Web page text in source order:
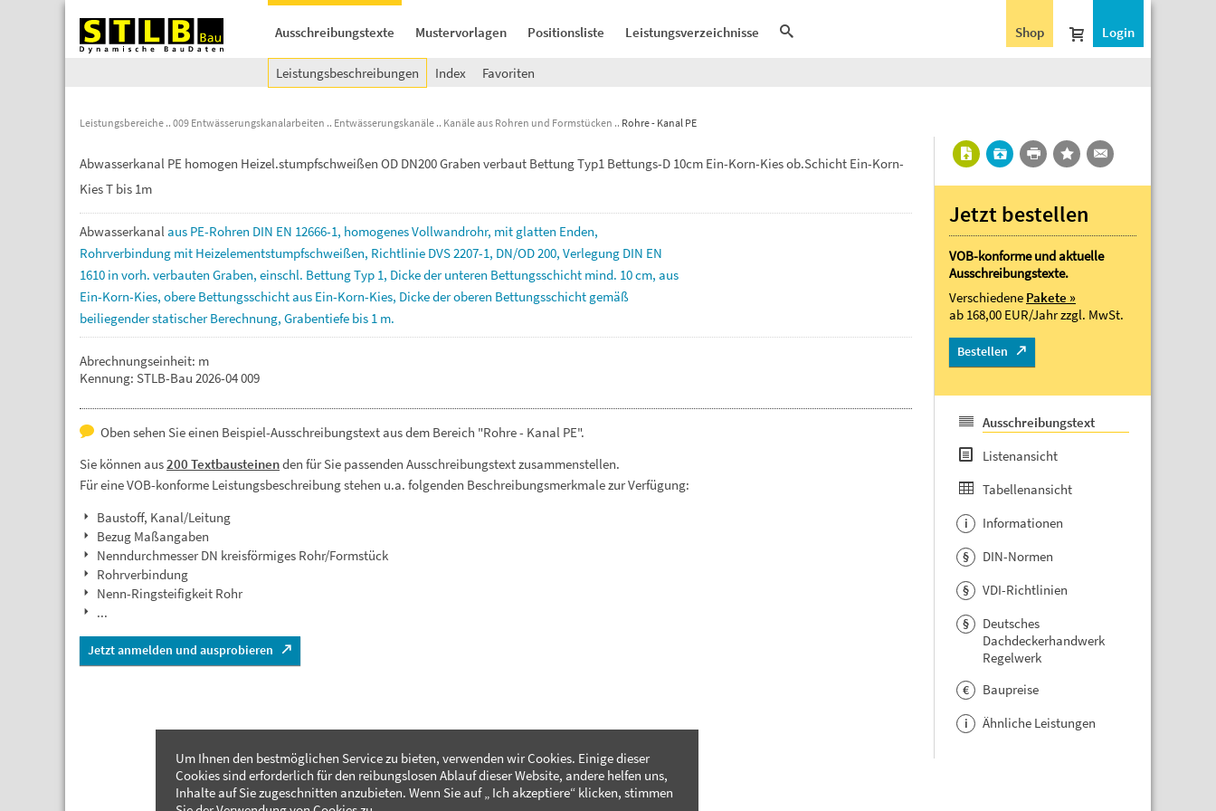
Ausschreibungstexte Mustervorlagen Positionsliste Leistungsverzeichnisse Login
Shop
Leistungsbeschreibungen Index Favoriten
Leistungsbereiche 009 Entwässerungskanalarbeiten Entwässerungskanäle Kanäle aus Rohren und Formstücken Rohre - Kanal PE
Abwasserkanal PE homogen Heizel.stumpfschweißen OD DN200 Graben verbaut Bettung Typ1 Bettungs-D 10cm Ein-Korn-Kies ob.Schicht Ein-Korn-
Kies T bis 1m
Abwasserkanalaus PE-Rohren DIN EN 12666-1, homogenesVollwandrohr, mit glatten Enden,
Rohrverbindung mit Heizelementstumpfschweißen, Richtlinie DVS2207-1, DN/OD200, Verlegung DIN EN
1610 in vorh. verbauten Graben, einschl. BettungTyp 1, Dickederunteren Bettungsschicht mind. 10cm, aus
Ein-Korn-Kies, obere Bettungsschichtaus Ein-Korn-Kies, Dickederoberen Bettungsschicht gemäß
beiliegenderstatischerBerechnung, Grabentiefe bis 1 m.
Abrechnungseinheit: m
Kennung: STLB-Bau 2026-04 009
Oben sehen Sie einen Beispiel-Ausschreibungstext aus dem Bereich "Rohre - Kanal PE".
Sie können aus200 Textbausteinenden für Sie passenden Ausschreibungstext zusammenstellen.
Für eine VOB-konforme Leistungsbeschreibung stehen u.a. folgenden Beschreibungsmerkmale zur Verfügung:
Baustoff, Kanal/Leitung
Bezug Maßangaben
Nenndurchmesser DN kreisförmiges Rohr/Formstück
Rohrverbindung
Nenn-Ringsteifigkeit Rohr
...
Jetzt anmelden und ausprobieren
Jetzt bestellen
VOB-konforme und aktuelle
Ausschreibungstexte.
Verschiedene Pakete »
ab 168,00 EUR/Jahrzzgl. MwSt.
Bestellen
Ausschreibungstext
Listenansicht
Tabellenansicht
i Informationen
§ DIN-Normen
§ VDI-Richtlinien
§
Deutsches
Dachdeckerhandwerk
Regelwerk
€ Baupreise
i Ähnliche Leistungen
Um Ihnen den bestmöglichen Service zu bieten, verwenden wir Cookies. Einige dieser
Cookies sind erforderlich für den reibungslosen Ablauf dieser Website, andere helfen uns,
Inhalte auf Sie zugeschnitten anzubieten. Wenn Sie auf „ Ich akzeptiere“ klicken, stimmen